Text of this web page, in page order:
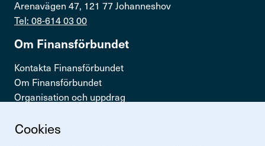
Cookies
Arenavägen 47, 121 77 Johanneshov
Tel: 08-614 03 00
Om Finans­för­bundet
Kontakta Finansförbundet
Om Finansförbundet
Organisation och uppdrag
Snabb­länkar